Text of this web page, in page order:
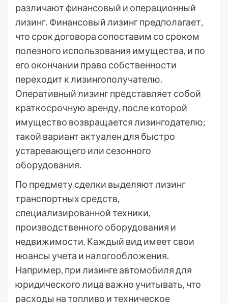
различают финансовый и операционный
лизинг. Финансовый лизинг предполагает,
что срок договора сопоставим со сроком
полезного использования имущества, и по
его окончании право собственности
переходит к лизингополучателю.
Оперативный лизинг представляет собой
краткосрочную аренду, после которой
имущество возвращается лизингодателю;
такой вариант актуален для быстро
устаревающего или сезонного
оборудования.
По предмету сделки выделяют лизинг
транспортных средств,
специализированной техники,
производственного оборудования и
недвижимости. Каждый вид имеет свои
нюансы учета и налогообложения.
Например, при лизинге автомобиля для
юридического лица важно учитывать, что
расходы на топливо и техническое